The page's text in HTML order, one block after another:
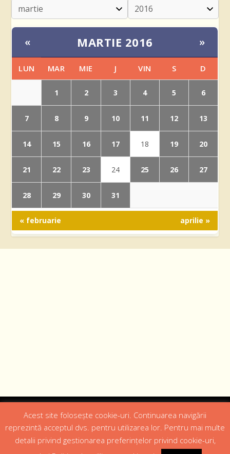
« MARTIE 2016 »
LUN MAR MIE J VIN S D
1 2 3 4 5 6
7 8 9 10 11 12 13
14 15 16 17 18 19 20
21 22 23 24 25 26 27
28 29 30 31
« februarie aprilie »
Acasa Istoric Episcopul Institutii
Media
Cateheza
Parteneri Contact
Acest site folosește cookie-uri. Continuarea navigării
reprezintă acceptul dvs. pentru utilizarea lor. Pentru mai multe
detalii privind gestionarea preferințelor privind cookie-uri,